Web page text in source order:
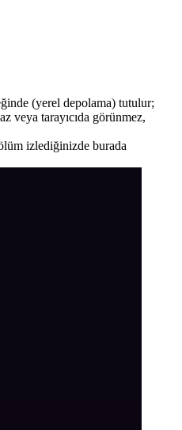
(yerel depolama) tutulur;
veya tarayıcıda görünmez,
izlediğinizde burada